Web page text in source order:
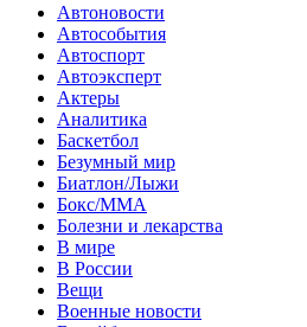
Автоновости
Автособытия
Автоспорт
Автоэксперт
Актеры
Аналитика
Баскетбол
Безумный мир
Биатлон/Лыжи
Бокс/MMA
Болезни и лекарства
В мире
В России
Вещи
Военные новости